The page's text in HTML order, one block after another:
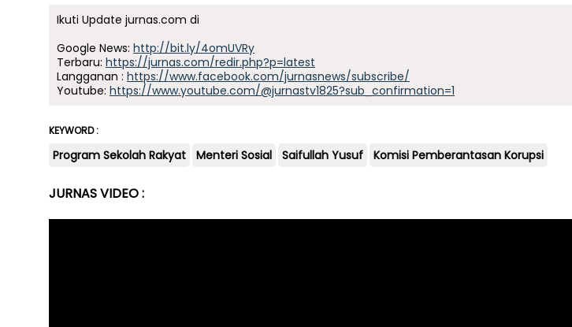
Ikuti Update jurnas.com di
Google News: http://bit.ly/4omUVRy
Terbaru: https://jurnas.com/redir.php?p=latest
Langganan : https://www.facebook.com/jurnasnews/subscribe/
Youtube: https://www.youtube.com/@jurnastv1825?sub_confirmation=1
KEYWORD :
Program Sekolah Rakyat Menteri Sosial Saifullah Yusuf Komisi Pemberantasan Korupsi
JURNAS VIDEO :